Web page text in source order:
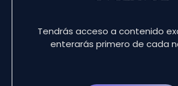
Tendrás acceso a contenido
enterarás primero de cada